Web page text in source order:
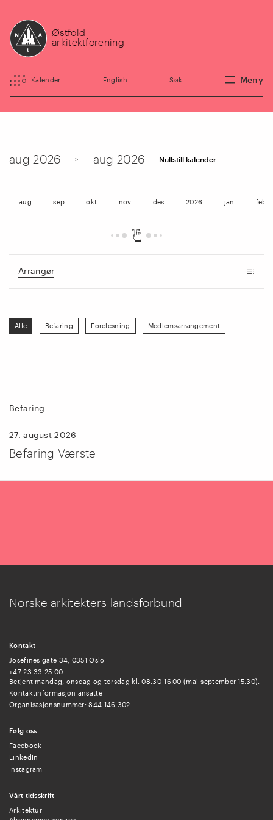
Østfold
arkitektforening
Kalender English Søk Meny
aug 2026 > aug 2026 Nullstill kalender
aug sep okt nov des 2026 jan feb
Arrangør
Alle Befaring Forelesning Medlemsarrangement
Befaring
27. august 2026
Befaring Værste
Norske arkitekters landsforbund
Kontakt
Josefines gate 34, 0351 Oslo
+47 23 33 25 00
Betjent mandag, onsdag og torsdag kl. 08.30-16.00 (mai-september 15.30).
Kontaktinformasjon ansatte
Organisasjonsnummer: 844 146 302
Følg oss
Facebook
LinkedIn
Instagram
Vårt tidsskrift
Arkitektur